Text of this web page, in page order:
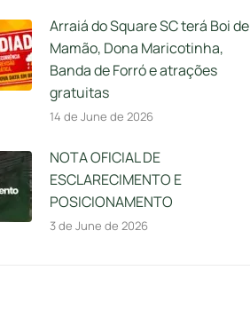
Arraiá do Square SC terá Boi de
Mamão, Dona Maricotinha,
Banda de Forró e atrações
gratuitas
14 de June de 2026
NOTA OFICIAL DE
ESCLARECIMENTO E
POSICIONAMENTO
3 de June de 2026